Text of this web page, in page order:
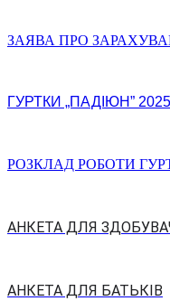
ЗАЯВА ПРО
ГУРТКИ „ПАДІЮН”
РОЗКЛАД РОБОТИ
АНКЕТА ДЛЯ
АНКЕТА ДЛЯ БАТЬКІВ